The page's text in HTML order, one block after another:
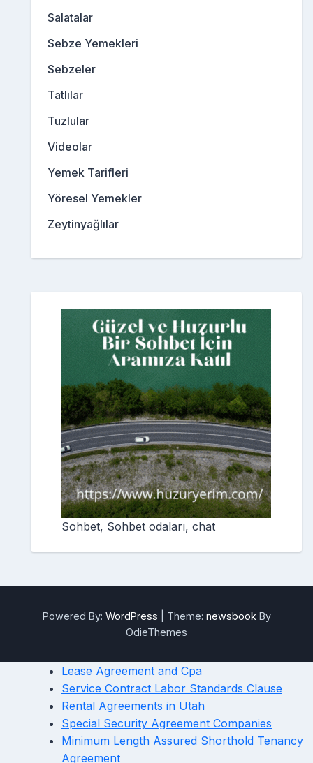
Salatalar
Sebze Yemekleri
Sebzeler
Tatlılar
Tuzlular
Videolar
Yemek Tarifleri
Yöresel Yemekler
Zeytinyağlılar
Sohbet, Sohbet odaları, chat
Powered By: WordPress Theme: newsbook By
OdieThemes
Lease Agreement and Cpa
Service Contract Labor Standards Clause
Rental Agreements in Utah
Special Security Agreement Companies
Minimum Length Assured Shorthold Tenancy
Agreement